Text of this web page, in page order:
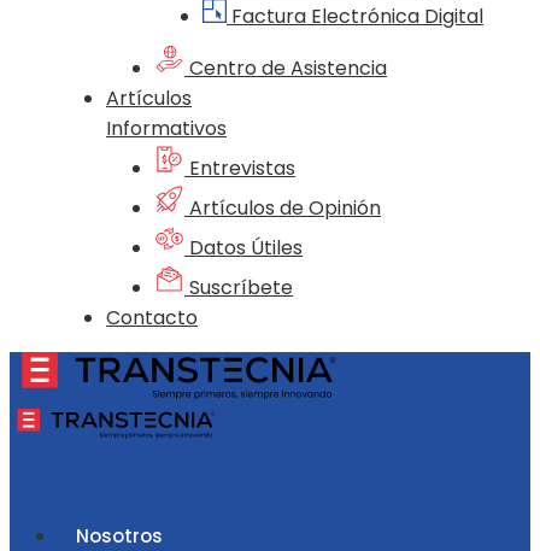
Factura Electrónica Digital
Centro de Asistencia
Artículos
Informativos
Entrevistas
Artículos de Opinión
Datos Útiles
Suscríbete
Contacto
Nosotros